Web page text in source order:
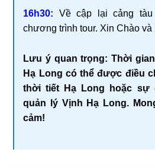
16h30:
Về cập lại cảng
chương trình tour. Xin Chào và
Lưu ý quan trọng: Thời
Hạ Long có thể được điều
thời tiết Hạ Long hoặc sự
quản lý Vịnh Hạ Long.
cảm!